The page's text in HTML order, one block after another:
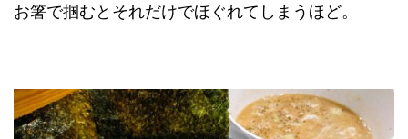
お箸で掴むとそれだけでほぐれてしまうほど。